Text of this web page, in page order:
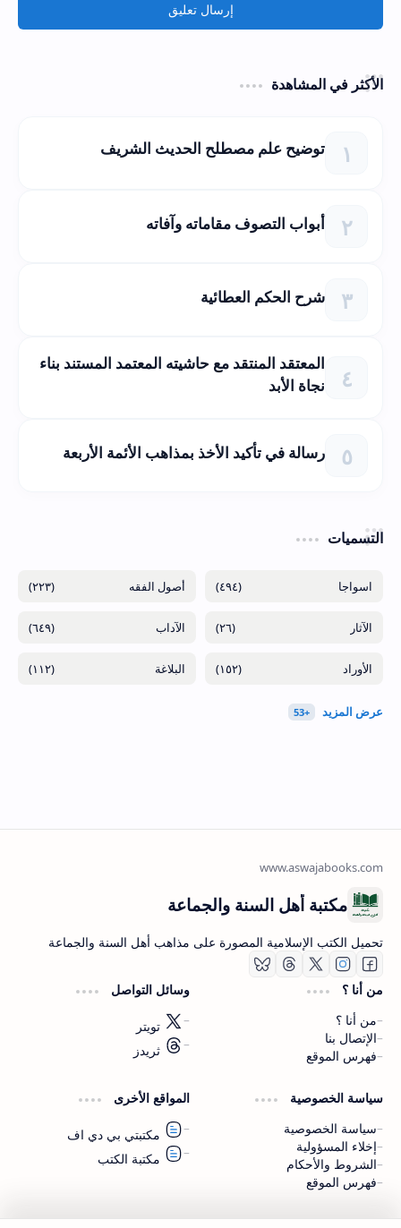
إرسال تعليق
الأكثر في المشاهدة
توضيح علم مصطلح الحديث الشريف
أبواب التصوف مقاماته وآفاته
شرح الحكم العطائية
المعتقد المنتقد مع حاشيته المعتمد المستند بناء
نجاة الأبد
رسالة في تأكيد الأخذ بمذاهب الأئمة الأربعة
التسميات
(٤٩٤) (٢٢٣)
(٢٦) (٦٤٩)
(١٥٢) (١١٢)
اشترك الآن
اشترك في قناتنا على تليجرام
مكتبة أهل السنة والجماعة
تحميل الكتب الإسلامية المصورة على مذاهب أهل السنة والجماعة
من أنا ؟
من أنا ؟
الإتصال بنا
فهرس الموقع
وسائل التواصل
تويتر
ثريدز
سياسة الخصوصية
سياسة الخصوصية
إخلاء المسؤولية
الشروط والأحكام
فهرس الموقع
المواقع الأخرى
مكتبتي بي دي اف
مكتبة الكتب